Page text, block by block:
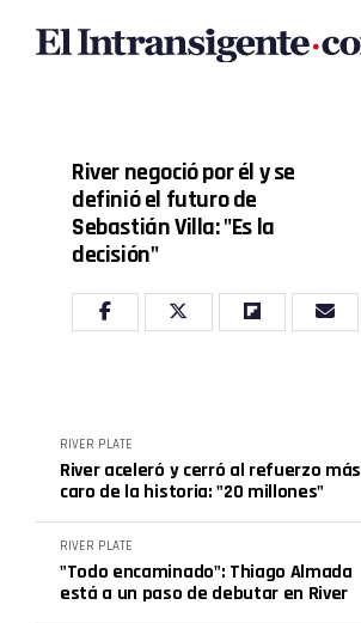
River negoció por él y se
definió el futuro de
Sebastián Villa: "Es la
decisión"
RIVER PLATE
River aceleró y cerró al refuerzo más
caro de la historia: "20 millones"
RIVER PLATE
"Todo encaminado": Thiago Almada
está a un paso de debutar en River